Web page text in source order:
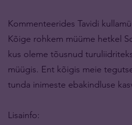
Kommenteerides Tavidi
Kõige rohkem müüme hetkel
kus oleme tõusnud
müügis. Ent kõigis meie
tunda inimeste ebakindluse
Lisainfo: